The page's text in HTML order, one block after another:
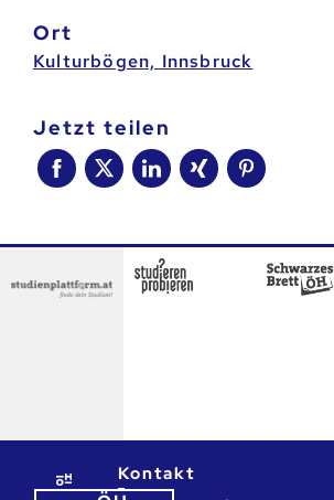
Ort
Kulturbögen, Innsbruck
jetzt teilen
Kontakt